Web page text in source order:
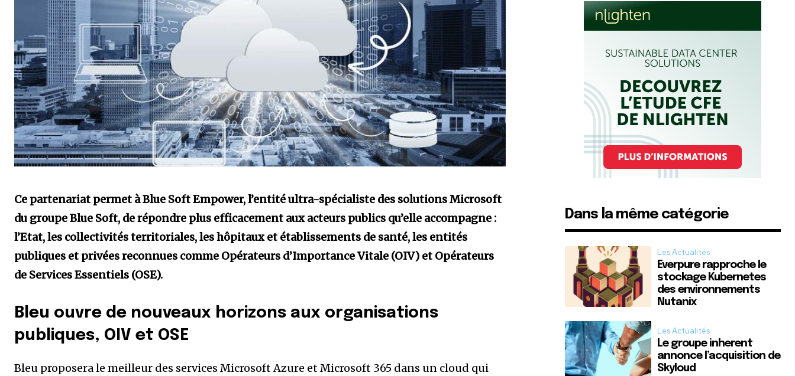
Ce partenariat permet à Blue Soft Empower, l’entité ultra-spécialiste des solutions Microsoft
du groupe Blue Soft, de répondre plus efficacement aux acteurs publics qu’elle accompagne :
l’Etat, les collectivités territoriales, les hôpitaux et établissements de santé, les entités
publiques et privées reconnues comme Opérateurs d’Importance Vitale (OIV) et Opérateurs
de Services Essentiels (OSE).
Bleu ouvre de nouveaux horizons aux organisations
publiques, OIV et OSE
Bleu proposera le meilleur des services Microsoft Azure et Microsoft 365 dans un cloud qui
Dans la même catégorie
Les Actualités
Everpure rapproche le
stockage Kubernetes
des environnements
Nutanix
Les Actualités
Le groupe inherent
annonce l’acquisition de
Skyloud